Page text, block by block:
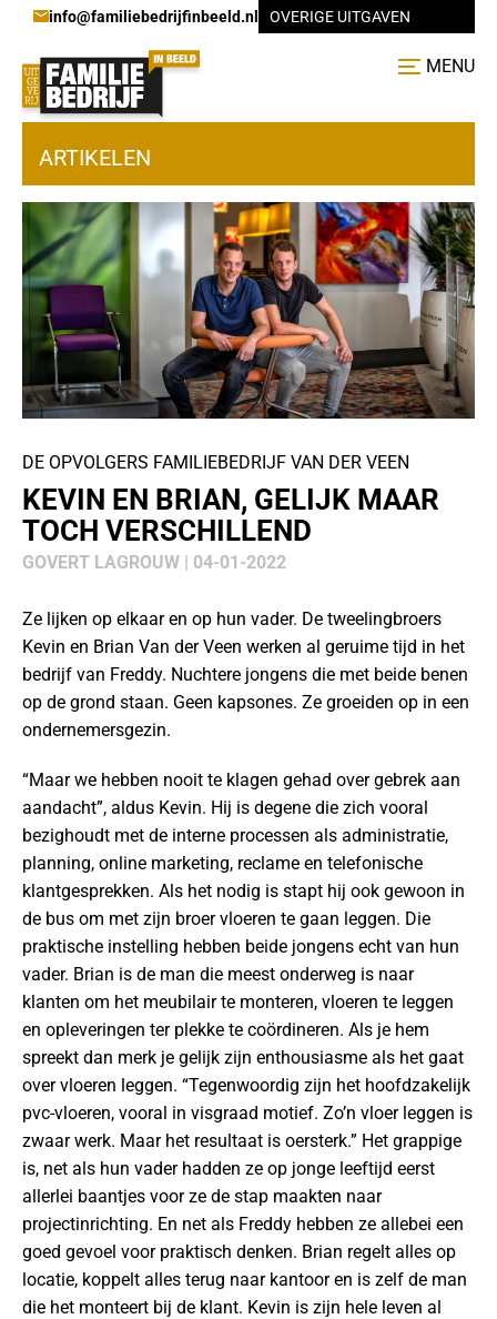
info@familiebedrijfinbeeld.nl OVERIGE UITGAVEN
MENU
ARTIKELEN
DE OPVOLGERS FAMILIEBEDRIJF VAN DER VEEN
KEVIN EN BRIAN, GELIJK MAAR
TOCH VERSCHILLEND
GOVERT LAGROUW | 04-01-2022
Ze lijken op elkaar en op hun vader. De tweelingbroers
Kevin en Brian Van der Veen werken al geruime tijd in het
bedrijf van Freddy. Nuchtere jongens die met beide benen
op de grond staan. Geen kapsones. Ze groeiden op in een
ondernemersgezin.
“Maar we hebben nooit te klagen gehad over gebrek aan
aandacht”, aldus Kevin. Hij is degene die zich vooral
bezighoudt met de interne processen als administratie,
planning, online marketing, reclame en telefonische
klantgesprekken. Als het nodig is stapt hij ook gewoon in
de bus om met zijn broer vloeren te gaan leggen. Die
praktische instelling hebben beide jongens echt van hun
vader. Brian is de man die meest onderweg is naar
klanten om het meubilair te monteren, vloeren te leggen
en opleveringen ter plekke te coördineren. Als je hem
spreekt dan merk je gelijk zijn enthousiasme als het gaat
over vloeren leggen. “Tegenwoordig zijn het hoofdzakelijk
pvc-vloeren, vooral in visgraad motief. Zo’n vloer leggen is
zwaar werk. Maar het resultaat is oersterk.” Het grappige
is, net als hun vader hadden ze op jonge leeftijd eerst
allerlei baantjes voor ze de stap maakten naar
projectinrichting. En net als Freddy hebben ze allebei een
goed gevoel voor praktisch denken. Brian regelt alles op
locatie, koppelt alles terug naar kantoor en is zelf de man
die het monteert bij de klant. Kevin is zijn hele leven al